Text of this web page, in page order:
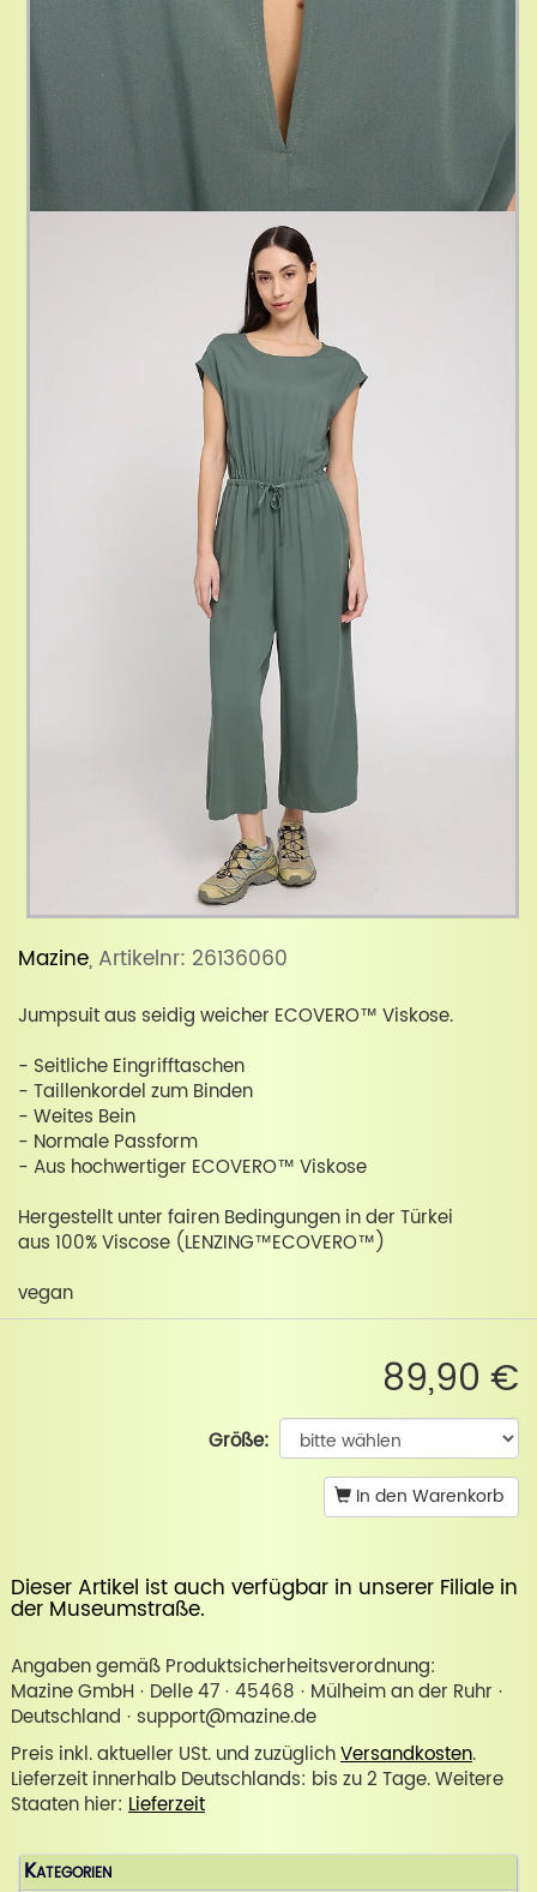
Mazine, Artikelnr: 26136060
Jumpsuit aus seidig weicher ECOVERO™ Viskose.
- Seitliche Eingrifftaschen
- Taillenkordel zum Binden
- Weites Bein
- Normale Passform
- Aus hochwertiger ECOVERO™ Viskose
Hergestellt unter fairen Bedingungen in der Türkei
aus 100% Viscose (LENZING™ECOVERO™)
vegan
89,90 €
Größe:
In den Warenkorb
Dieser Artikel ist auch verfügbar in unserer Filiale in
der Museumstraße.
Angaben gemäß Produktsicherheitsverordnung:
Mazine GmbH · Delle 47 · 45468 · Mülheim an der Ruhr ·
Deutschland · support@mazine.de
Preis inkl. aktueller USt. und zuzüglichVersandkosten.
Lieferzeit innerhalb Deutschlands: bis zu 2 Tage. Weitere
Staaten hier: Lieferzeit
Kategorien